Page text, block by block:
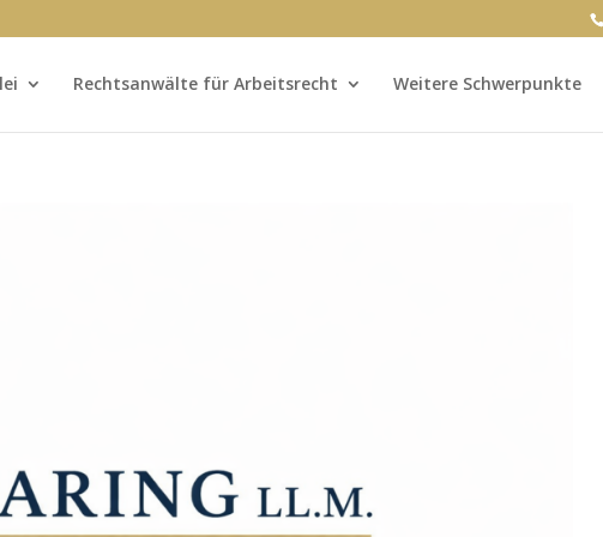
Rechtsanwälte für Arbeitsrecht Weitere Schwerpunkte